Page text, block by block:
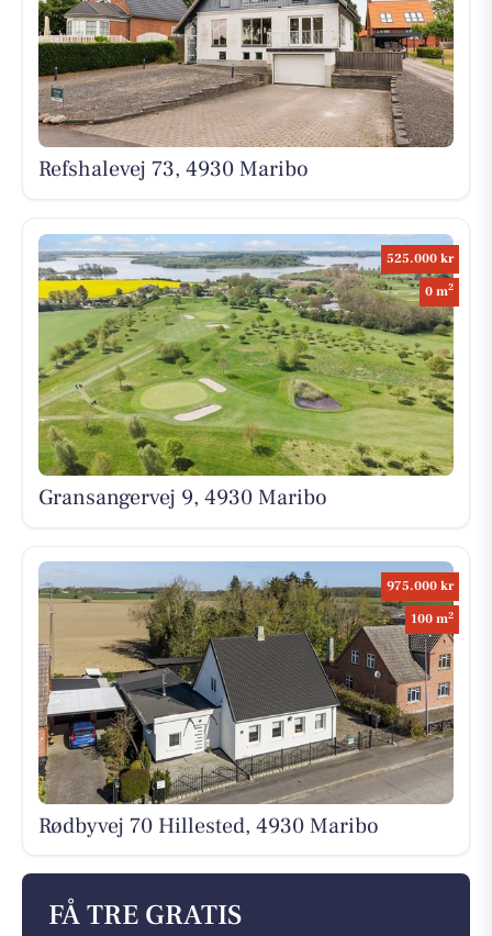
Refshalevej 73, 4930 Maribo
525.000 kr
0 m2
Gransangervej 9, 4930 Maribo
975.000 kr
100 m2
Rødbyvej 70 Hillested, 4930 Maribo
FÅ TRE GRATIS